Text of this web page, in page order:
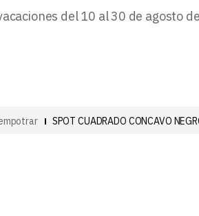
del 10 al 30 de agosto
SPOT CUADRADO CONCAVO